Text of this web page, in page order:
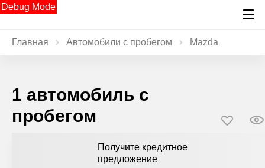
Debug Mode
Главная Автомобили с пробегом Mazda
1 автомобиль с
пробегом
Получите кредитное
предложение